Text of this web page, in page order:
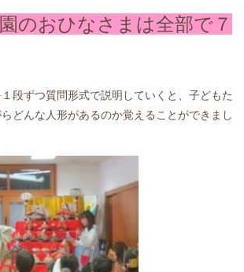
のおひなさまは全部で７
段ずつ質問形式で説明していくと、子どもた
どんな人形があるのか覚えることができまし